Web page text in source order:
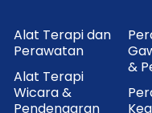
Alat Terapi dan
Perawatan
Alat Terapi
Wicara &
Pendengaran
&